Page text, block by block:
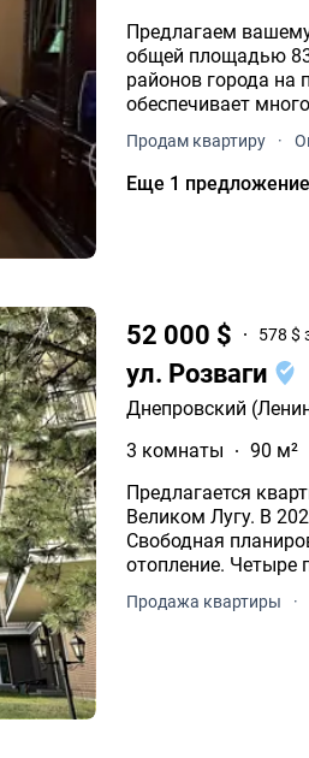
Предлагаем
общей площадью
районов города на проспекте Металургов. Квартира двухсторонняя, что
обеспечивает
Продам квартиру ·
Еще 1 предложение
52 000 $ 578 $
ул. Розваги
Днепровский
3 комнаты
90 м²
Предлагается квартира по
Великом Лугу. В 2020 г. ЖК введен в эксплуатацию. Третий этаж.
Свободная планировка. Общая площадь 90, 2 кв.м.
отопление. Четыре
Продажа квартиры ·